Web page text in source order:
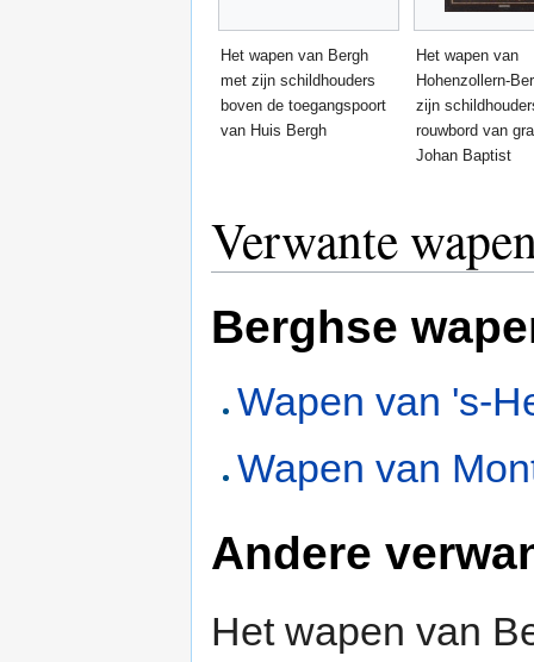
Het wapen van Bergh
met zijn schildhouders
boven de toegangspoort
van Huis Bergh
Het wapen van
Hohenzollern-
zijn
rouwbord van
Johan Baptist
Verwante
Berghse
Wapen van 's-
Wapen van
Andere
Het wapen van